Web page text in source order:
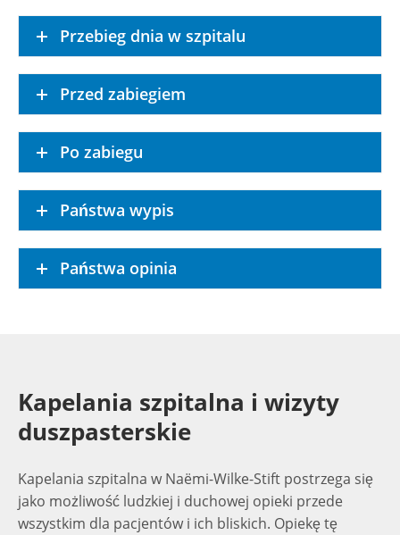
Przebieg dnia w szpitalu
Przed zabiegiem
Po zabiegu
Państwa wypis
Państwa opinia
Kapelania szpitalna i wizyty
duszpasterskie
Kapelania szpitalna w Naëmi-Wilke-Stift postrzega się
jako możliwość ludzkiej i duchowej opieki przede
wszystkim dla pacjentów i ich bliskich. Opiekę tę